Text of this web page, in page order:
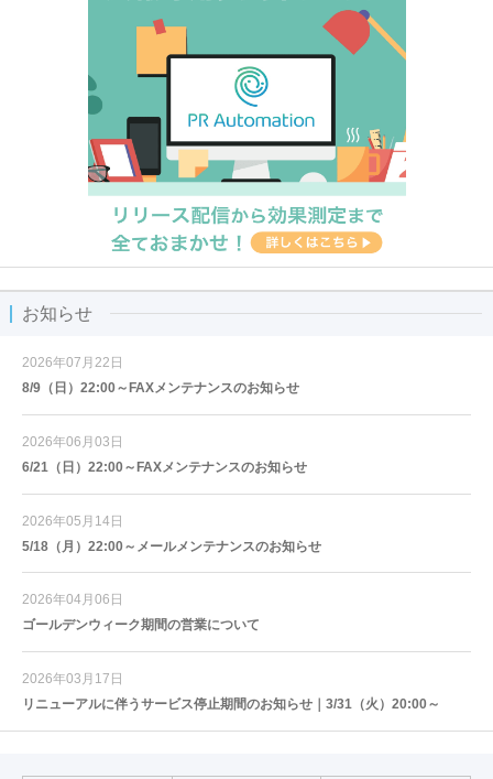
お知らせ
2026年07月22日
8/9（日）22:00～FAXメンテナンスのお知らせ
2026年06月03日
6/21（日）22:00～FAXメンテナンスのお知らせ
2026年05月14日
5/18（月）22:00～メールメンテナンスのお知らせ
2026年04月06日
ゴールデンウィーク期間の営業について
2026年03月17日
リニューアルに伴うサービス停止期間のお知らせ｜3/31（火）20:00～